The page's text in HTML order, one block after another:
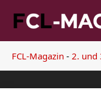
FCL-Magazin - 2. und